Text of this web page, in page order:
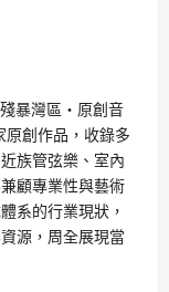
暴灣區・原創音
原創作品，收錄多
族管弦樂、室內
顧專業性與藝術
系的行業現狀，
源，周全展現當